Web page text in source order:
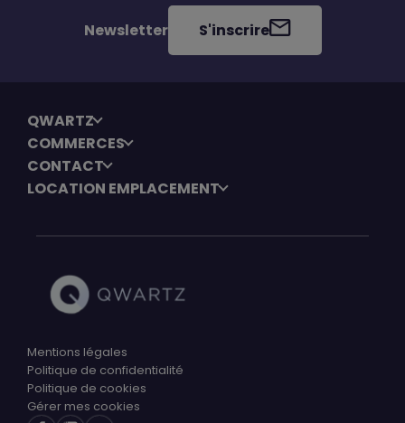
Newsletter S'inscrire
QWARTZ
COMMERCES
CONTACT
LOCATION EMPLACEMENT
Mentions légales
Politique de confidentialité
Politique de cookies
Gérer mes cookies